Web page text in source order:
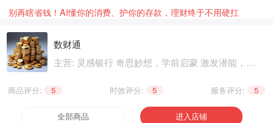
别再瞎省钱！AI懂你的消费、护你的存款，理财终于不用硬扛
数财通
主营: 灵感银行 奇思妙想，学前启蒙 激发潜能，基
个性生活，健康养生 精神文化
商品评分: 5 时效评分: 5 服务评分: 5
全部商品 进入店铺